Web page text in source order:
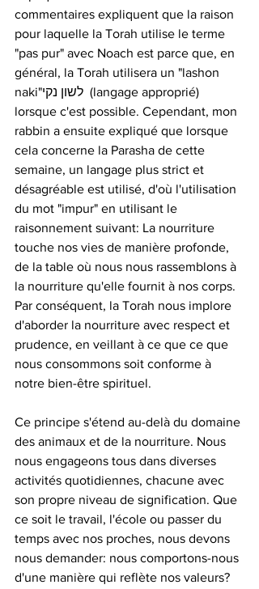
commentaires expliquent que la raison
pour laquelle la Torah utilise le terme
"pas pur" avec Noach est parce que, en
général, la Torah utilisera un "lashon
naki"לשון נקי  (langage approprié)
lorsque c'est possible. Cependant, mon
rabbin a ensuite expliqué que lorsque
cela concerne la Parasha de cette
semaine, un langage plus strict et
désagréable est utilisé, d'où l'utilisation
du mot "impur" en utilisant le
raisonnement suivant: La nourriture
touche nos vies de manière profonde,
de la table où nous nous rassemblons à
la nourriture qu'elle fournit à nos corps.
Par conséquent, la Torah nous implore
d'aborder la nourriture avec respect et
prudence, en veillant à ce que ce que
nous consommons soit conforme à
notre bien-être spirituel.
Ce principe s'étend au-delà du domaine
des animaux et de la nourriture. Nous
nous engageons tous dans diverses
activités quotidiennes, chacune avec
son propre niveau de signification. Que
ce soit le travail, l'école ou passer du
temps avec nos proches, nous devons
nous demander: nous comportons-nous
d'une manière qui reflète nos valeurs?